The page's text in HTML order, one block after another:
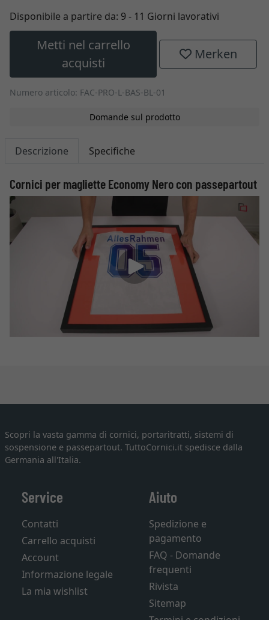
Disponibile a partire da: 9 - 11 Giorni lavorativi
Metti nel carrello
acquisti
Merken
Numero articolo: FAC-PRO-L-BAS-BL-01
Domande sul prodotto
Descrizione Specifiche
Cornici per magliette Economy Nero con passepartout
Scopri la vasta gamma di cornici, portaritratti, sistemi di
sospensione e passepartout. TuttoCornici.it spedisce dalla
Germania all'Italia.
Service
Contatti
Carrello acquisti
Account
Informazione legale
La mia wishlist
Aiuto
Spedizione e
pagamento
FAQ - Domande
frequenti
Rivista
Sitemap